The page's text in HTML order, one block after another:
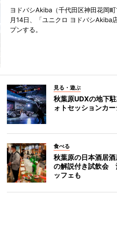
ヨドバシAkiba（千代田区神田花岡
月14日、「ユニクロ ヨドバシAkiba
プンする。
見る・遊ぶ
秋葉原UDXの地下
ォトセッションカ
食べる
秋葉原の日本酒居
の解説付き試飲会
ッフェも